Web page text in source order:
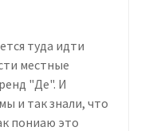
туда идти
местные
"Де". И
и так знали, что
пониаю это